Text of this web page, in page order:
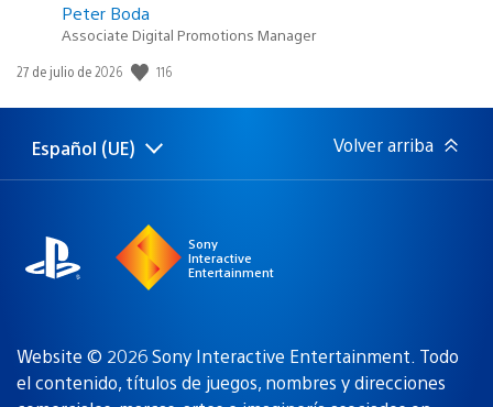
Peter Boda
Associate Digital Promotions Manager
Fecha
publicación:
27 de julio de 2026 116
Selecciona
una
Región
actual:
Español (UE) Volver arriba
Sony
Interactive
Entertainment
Website © 2026 Sony Interactive Entertainment. Todo
el contenido, títulos de juegos, nombres y direcciones